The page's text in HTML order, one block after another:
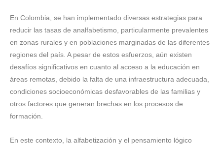
En Colombia, se han implementado diversas estrategias para
reducir las tasas de analfabetismo, particularmente prevalentes
en zonas rurales y en poblaciones marginadas de las diferentes
regiones del país. A pesar de estos esfuerzos, aún existen
desafíos significativos en cuanto al acceso a la educación en
áreas remotas, debido la falta de una infraestructura adecuada,
condiciones socioeconómicas desfavorables de las familias y
otros factores que generan brechas en los procesos de
formación.
En este contexto, la alfabetización y el pensamiento lógico